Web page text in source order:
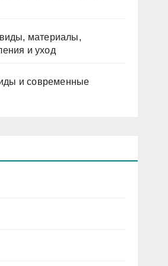
материалы,
и уход
и современные